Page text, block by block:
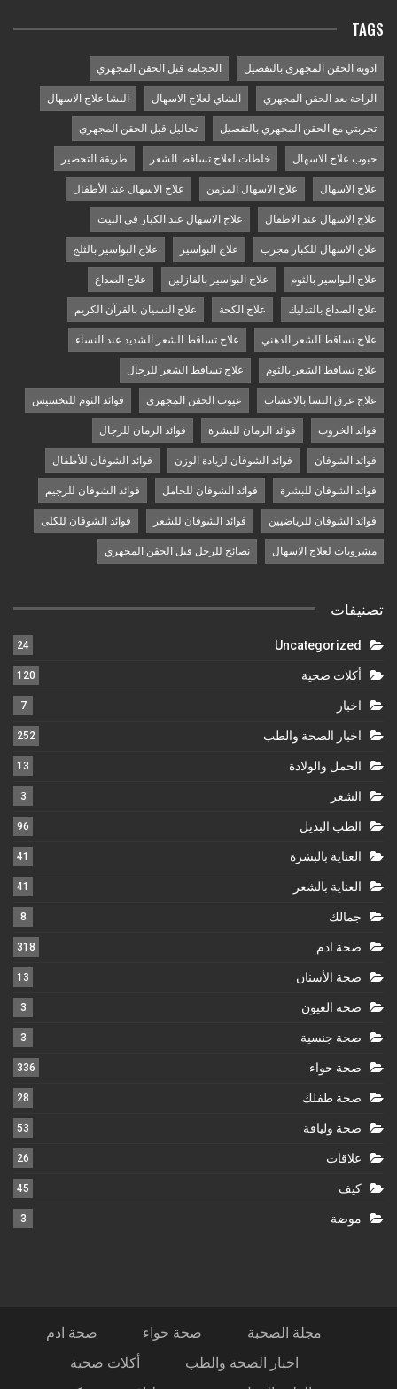
TAGS
ادوية الحقن المجهرى بالتفصيل الحجامه قبل الحقن المجهري
الراحة بعد الحقن المجهري الشاي لعلاج الاسهال النشا علاج الاسهال
تجربتي مع الحقن المجهري بالتفصيل تحاليل قبل الحقن المجهري
حبوب علاج الاسهال خلطات لعلاج تساقط الشعر طريقة التحضير
علاج الاسهال علاج الاسهال المزمن علاج الاسهال عند الأطفال
علاج الاسهال عند الاطفال علاج الاسهال عند الكبار في البيت
علاج الاسهال للكبار مجرب علاج البواسير علاج البواسير بالثلج
علاج البواسير بالثوم علاج البواسير بالفازلين علاج الصداع
علاج الصداع بالتدليك علاج الكحة علاج النسيان بالقرآن الكريم
علاج تساقط الشعر الدهني علاج تساقط الشعر الشديد عند النساء
علاج تساقط الشعر بالثوم علاج تساقط الشعر للرجال
علاج عرق النسا بالاعشاب عيوب الحقن المجهري فوائد الثوم للتخسيس
فوائد الخروب فوائد الرمان للبشرة فوائد الرمان للرجال
فوائد الشوفان فوائد الشوفان لزيادة الوزن فوائد الشوفان للأطفال
فوائد الشوفان للبشرة فوائد الشوفان للحامل فوائد الشوفان للرجيم
فوائد الشوفان للرياضيين فوائد الشوفان للشعر فوائد الشوفان للكلى
مشروبات لعلاج الاسهال نصائح للرجل قبل الحقن المجهري
تصنيفات
Uncategorized
24
أكلات صحية 120
اخبار 7
اخبار الصحة والطب 252
الحمل والولادة 13
الشعر 3
الطب البديل 96
العناية بالبشرة 41
العناية بالشعر 41
جمالك 8
صحة ادم 318
صحة الأسنان 13
صحة العيون 3
صحة جنسية 3
صحة حواء 336
صحة طفلك 28
صحة ولياقة 53
علاقات 26
كيف 45
موضة 3
مجلة الصحبة صحة حواء
صحة ادم
اخبار الصحة والطب
أكلات صحية